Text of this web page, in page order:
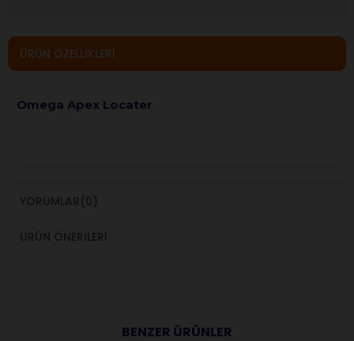
ÜRÜN ÖZELLIKLERI
Omega Apex Locater
YORUMLAR (0)
ÜRÜN ÖNERILERI
BENZER ÜRÜNLER